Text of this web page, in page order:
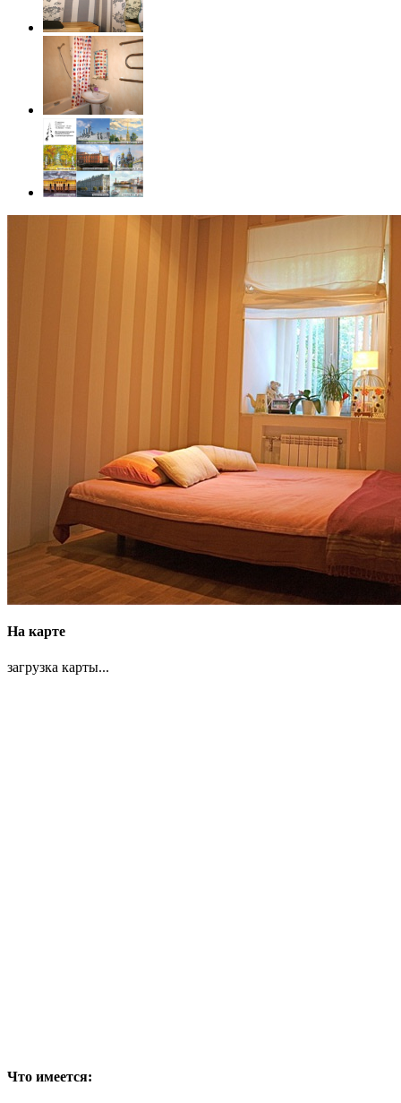
На карте
загрузка карты...
Что имеется: